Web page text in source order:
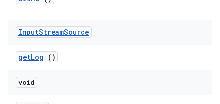
InputStreamSource
getLog ()
void